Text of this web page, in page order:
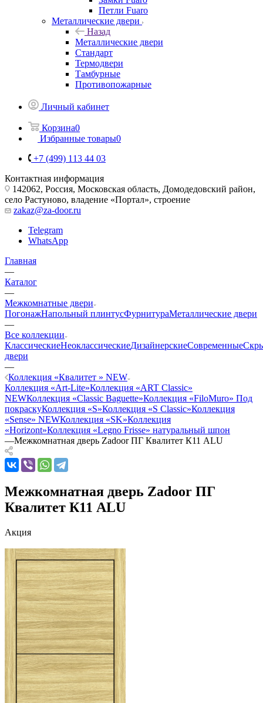
Петли Fuaro
Металлические двери
Назад
Металлические двери
Стандарт
Термодвери
Тамбурные
Противопожарные
Личный кабинет
Корзина0
Избранные товары0
+7 (499) 113 44 03
Контактная информация
142062, Россия, Московская область, Домодедовский район,
село Растуново, владение «Портал», строение
zakaz@za-door.ru
Telegram
WhatsApp
Главная
—
Каталог
—
Межкомнатные двери
ПогонажНапольный плинтусФурнитураМеталлические двери
—
Все коллекции
КлассическиеНеоклассическиеДизайнерскиеСовременные
двери
—
Коллекция «Квалитет » NEW
Коллекция «Art-Lite»Коллекция «ART Classic»
NEWКоллекция «Classic Baguette»Коллекция «FiloMuro» Под
покраскуКоллекция «S»Коллекция «S Classic»Коллекция
«Sense» NEWКоллекция «SK»Коллекция
«Horizont»Коллекция «Legno Frisse» натуральный шпон
—Межкомнатная дверь Zadoor ПГ Квалитет К11 ALU
Межкомнатная дверь Zadoor ПГ
Квалитет К11 ALU
Акция